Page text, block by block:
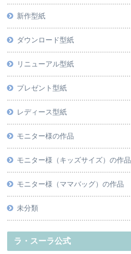
新作型紙
ダウンロード型紙
リニューアル型紙
プレゼント型紙
レディース型紙
モニター様の作品
モニター様（キッズサイズ）の作品
モニター様（ママバッグ）の作品
未分類
ラ・スーラ公式